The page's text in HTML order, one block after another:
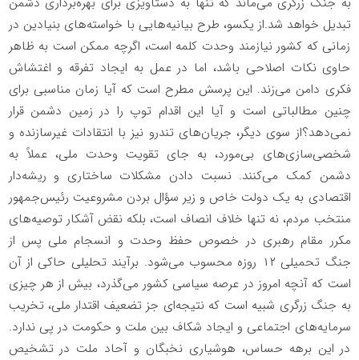
تبدیل خواهد شد.از یکسو، طرح بیانیه‌هایی با خواسته‌های بنیادین در
زمانی که کشور نیازمند وحدت کلمه است، اگرچه ممکن است به ظاهر
حاوی نکات اصلاحی باشد، اما در عمل به ایجاد تفرقه و اغتشاش
فکری دامن می‌زند. این پرسش مطرح است که آیا زمان مناسبی برای
چنین مطالباتی است و آیا این اقدام توپ را در زمین دشمن قرار
نمی‌دهد؟از سوی دیگر، جریان‌های تندرو نیز با انتقادات غیرسازنده و
شخصی‌سازی‌های بی‌مورد، به جای تقویت وحدت ملی، عملاً به
دشمن کمک می‌کنند. نسبت دادن مشکلات ساختاری و ریشه‌دار
اقتصادی به یک دولت خاص و زیر سؤال بردن مشروعیت رئیس‌جمهور
منتخب مردم، نه تنها خلاف انصاف است، بلکه نقض آشکار توصیه‌های
مکرر مقام رهبری در خصوص حفظ وحدت و انسجام ملی پس از
جنگ تحمیلی ۱۲ روزه محسوب می‌شود. برآیند تحلیلی حاکی از آن
است که آنچه امروز در عرصه سیاسی کشور می‌گذرد، بیش از هر چیزی
به جنگ زرگری شبیه است که نتیجه‌ای جز تضعیف اقتدار ملی، تخریب
سرمایه‌های اجتماعی و ایجاد شکاف بین ملت و حکومت در پی ندارد.
در این برهه حساس، هوشیاری نخبگان و آحاد ملت در تشخیص